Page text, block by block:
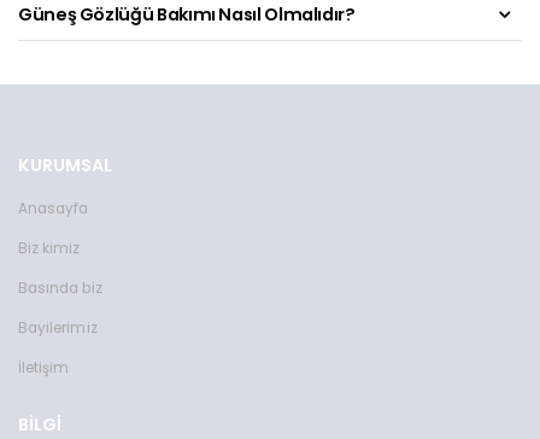
Güneş Gözlüğü Bakımı Nasıl Olmalıdır?
KURUMSAL
Anasayfa
Biz kimiz
Basında biz
Bayilerimiz
İletişim
BİLGİ